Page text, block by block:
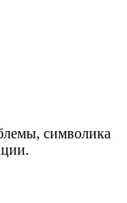
символика